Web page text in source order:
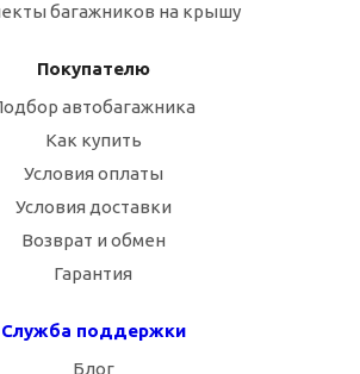
багажников на крышу
Покупателю
автобагажника
Как купить
Условия оплаты
Условия доставки
Возврат и обмен
Гарантия
Служба поддержки
Блог